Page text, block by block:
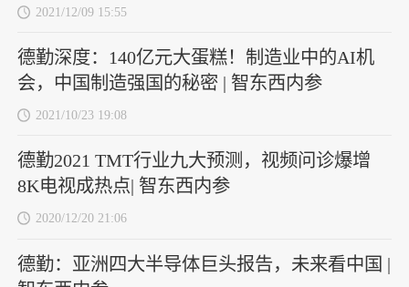
2021/12/09 15:55
德勤深度：140亿元大蛋糕！制造业中的AI机
会，中国制造强国的秘密 | 智东西内参
2021/10/23 19:08
德勤2021 TMT行业九大预测，视频问诊爆增
8K电视成热点| 智东西内参
2020/12/20 21:06
德勤：亚洲四大半导体巨头报告，未来看中国 |